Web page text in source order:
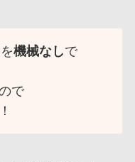
を機械なしで
で